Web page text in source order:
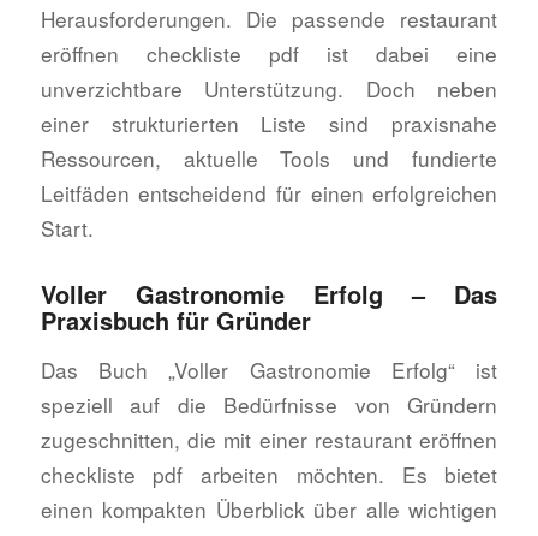
Herausforderungen. Die passende restaurant
eröffnen checkliste pdf ist dabei eine
unverzichtbare Unterstützung. Doch neben
einer strukturierten Liste sind praxisnahe
Ressourcen, aktuelle Tools und fundierte
Leitfäden entscheidend für einen erfolgreichen
Start.
Voller Gastronomie Erfolg – Das
Praxisbuch für Gründer
Das Buch „Voller Gastronomie Erfolg“ ist
speziell auf die Bedürfnisse von Gründern
zugeschnitten, die mit einer restaurant eröffnen
checkliste pdf arbeiten möchten. Es bietet
einen kompakten Überblick über alle wichtigen